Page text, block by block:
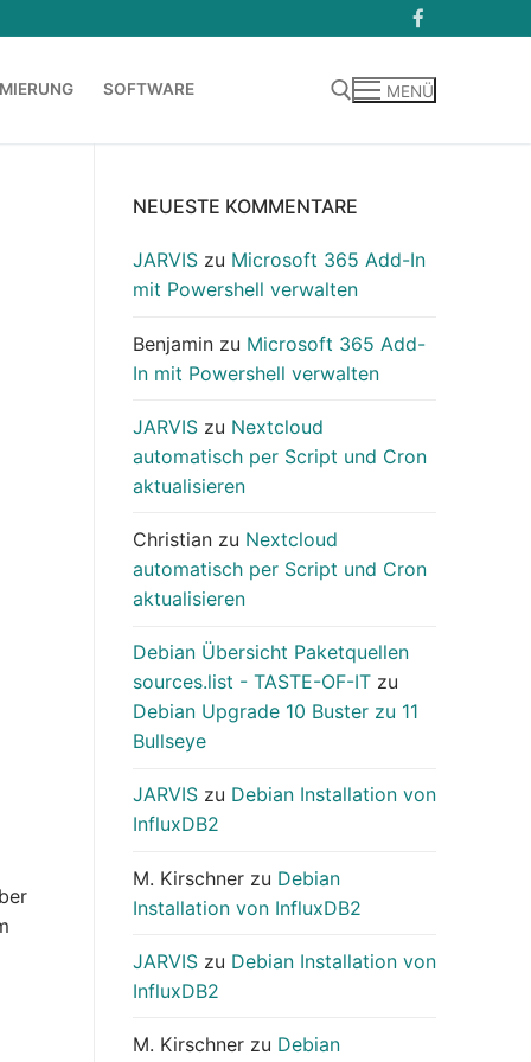
SOFTWARE MENÜ
NEUESTE KOMMENTARE
JARVIS zu Microsoft 365 Add-In
mit Powershell verwalten
Benjamin zu Microsoft 365 Add-
In mit Powershell verwalten
JARVIS zu Nextcloud
automatisch per Script und Cron
aktualisieren
Christian zu Nextcloud
automatisch per Script und Cron
aktualisieren
Debian Übersicht Paketquellen
sources.list - TASTE-OF-IT zu
Debian Upgrade 10 Buster zu 11
Bullseye
JARVIS zu Debian Installation von
InfluxDB2
M. Kirschner zu Debian
Installation von InfluxDB2
JARVIS zu Debian Installation von
InfluxDB2
M. Kirschner zu Debian